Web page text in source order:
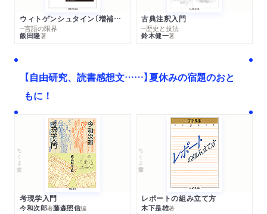
ウィトゲンシュタイン〔増補新版〕
─言語の限界
飯田隆著
古典注釈入門
─歴史と技法
鈴木健一著
【自由研究、読書感想文……】夏休みの宿題のおと
もに！
ちくま文庫
考現学入門
今和次郎著藤森照信編
ちくま学芸文庫
レポートの組み立て方
木下是雄著